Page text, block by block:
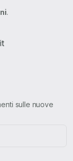
.
sulle nuove